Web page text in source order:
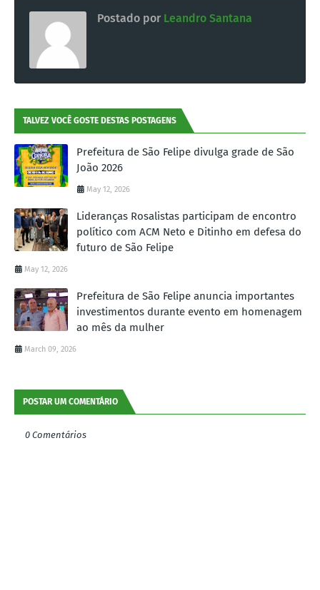
Postado por Leandro Santana
TALVEZ VOCÊ GOSTE DESTAS POSTAGENS
Prefeitura de São Felipe divulga grade de São
João 2026
May 12, 2026
Lideranças Rosalistas participam de encontro
político com ACM Neto e Ditinho em defesa do
futuro de São Felipe
May 12, 2026
Prefeitura de São Felipe anuncia importantes
investimentos durante evento em homenagem
ao mês da mulher
March 09, 2026
POSTAR UM COMENTÁRIO
0 Comentários